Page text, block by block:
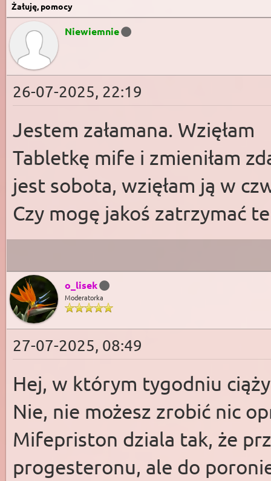
Żałuję, pomocy
Niewiemnie
26-07-2025, 22:19
Jestem załamana. Wzięłam
Tabletkę mife i zmieniłam
jest sobota, wzięłam ją w
Czy mogę jakoś zatrzymać
o_lisek
Moderatorka
27-07-2025, 08:49
Hej, w którym tygodniu
Nie, nie możesz zrobić nic
Mifepriston dziala tak, że
progesteronu, ale do